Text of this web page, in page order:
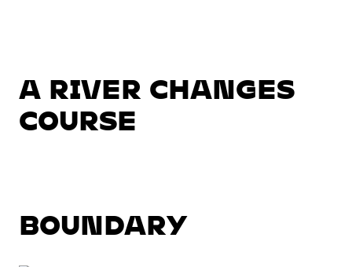
A RIVER CHANGES
COURSE
BOUNDARY